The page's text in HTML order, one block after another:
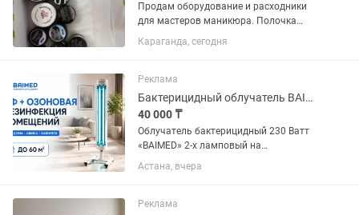
Продам оборудование и расходники
для мастеров маникюра. Полочка
подвесная для лаков- 5.000. Гель-лаки-
20.000. Гели моделирующие- 10.000.
ногтей-5000. Гелевые типсы для...
Караганда, сегодня
Реклама
Бактерицидный облучатель BAIMED 2 на 30 Вт на стойке передвижной
40 000 ₸
Облучатель бактерицидный 230 Ватт
«BAIMED» 2-х ламповый на
передвижной стойке на колесиках
предназначен для обеззараживания
60...
Астана, вчера
Реклама